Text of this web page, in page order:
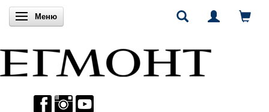
Включи навигацията
Меню